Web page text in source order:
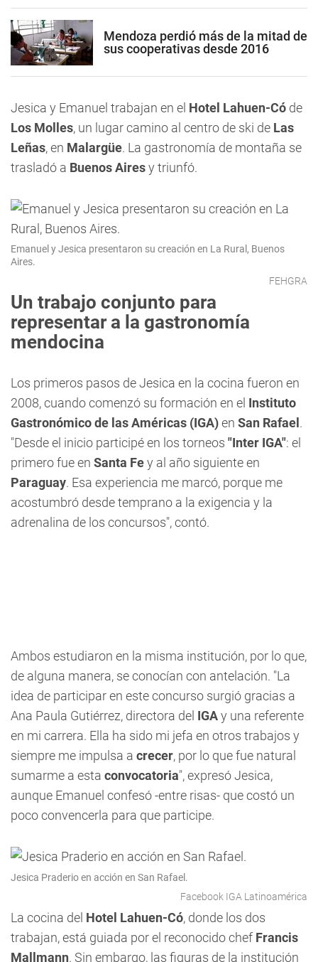
Mendoza perdió más de la mitad de
sus cooperativas desde 2016
Jesica y Emanuel trabajan en el Hotel Lahuen-Có de
Los Molles, un lugar camino al centro de ski de Las
Leñas, en Malargüe. La gastronomía de montaña se
trasladó a Buenos Airesy triunfó.
Emanuel y Jesica presentaron su creación en La Rural, Buenos
Aires.
FEHGRA
Un trabajo conjunto para
representar a la gastronomía
mendocina
Los primeros pasos de Jesica en la cocina fueron en
2008, cuando comenzó su formación en el Instituto
Gastronómico de las Américas (IGA)en San Rafael .
"Desde el inicio participé en los torneos "Inter IGA": el
primero fue en Santa Fey al año siguiente en
Paraguay. Esa experiencia me marcó, porque me
acostumbró desde temprano a la exigencia y la
adrenalina de los concursos", contó.
Ambos estudiaron en la misma institución, por lo que,
de alguna manera, se conocían con antelación. "La
idea de participar en este concurso surgió gracias a
Ana Paula Gutiérrez, directora del IGAy una referente
en mi carrera. Ella ha sido mi jefa en otros trabajos y
siempre me impulsa a crecer, por lo que fue natural
sumarme a esta convocatoria", expresó Jesica,
aunque Emanuel confesó -entre risas- que costó un
poco convencerla para que participe.
Jesica Praderio en acción en San Rafael.
Facebook IGA Latinoamérica
La cocina del Hotel Lahuen-Có, donde los dos
trabajan, está guiada por el reconocido chef Francis
Mallmann. Sin embargo, las figuras de la institución